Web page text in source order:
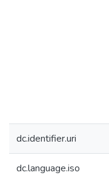
dc.identifier.uri
dc.language.iso